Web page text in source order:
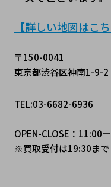
【詳しい地図はこ
〒150-0041
東京都渋谷区神南1-9-2
TEL:03-6682-6936
OPEN-CLOSE：11:00
※買取受付は19:30まで